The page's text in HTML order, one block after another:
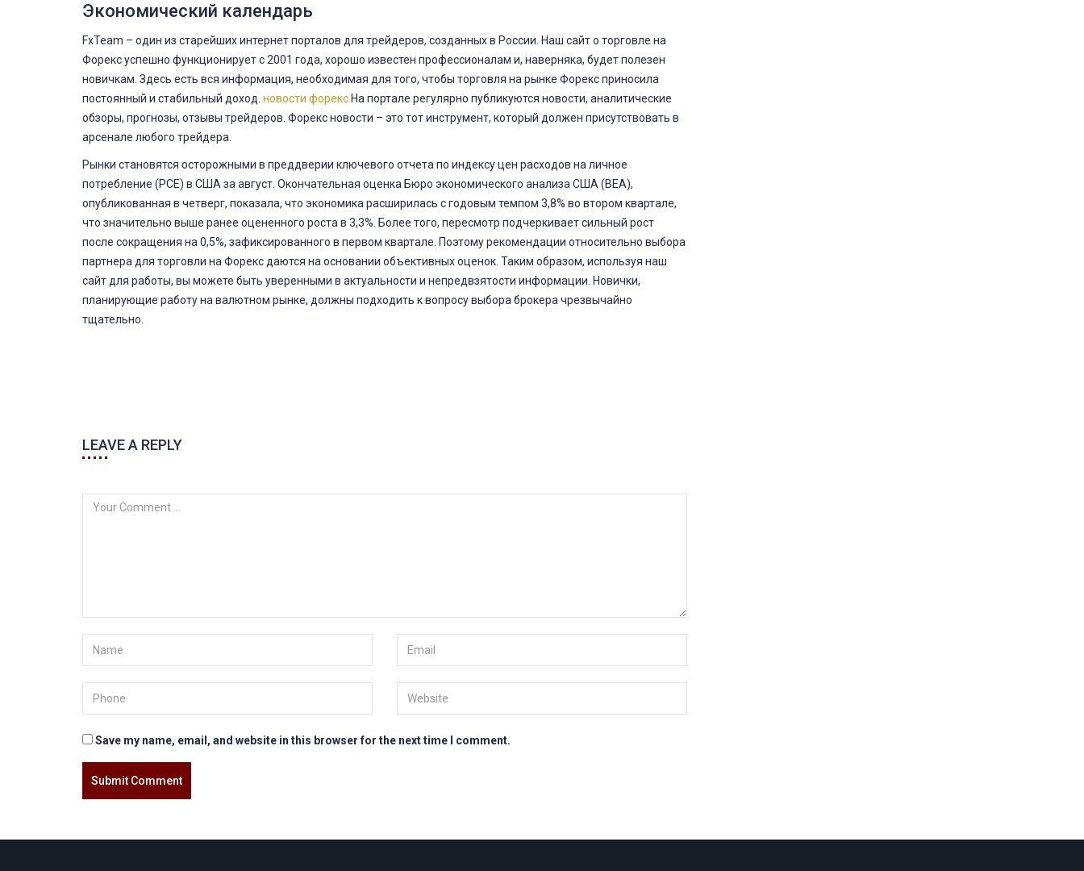
Экономический календарь
FxTeam – один из старейших интернет порталов для трейдеров, созданных в России. Наш сайт о торговле на
Форекс успешно функционирует с 2001 года, хорошо известен профессионалам и, наверняка, будет полезен
новичкам. Здесь есть вся информация, необходимая для того, чтобы торговля на рынке Форекс приносила
постоянный и стабильный доход. новости форекс На портале регулярно публикуются новости, аналитические
обзоры, прогнозы, отзывы трейдеров. Форекс новости – это тот инструмент, который должен присутствовать в
арсенале любого трейдера.
Рынки становятся осторожными в преддверии ключевого отчета по индексу цен расходов на личное
потребление (PCE) в США за август. Окончательная оценка Бюро экономического анализа США (BEA),
опубликованная в четверг, показала, что экономика расширилась с годовым темпом 3,8% во втором квартале,
что значительно выше ранее оцененного роста в 3,3%. Более того, пересмотр подчеркивает сильный рост
после сокращения на 0,5%, зафиксированного в первом квартале. Поэтому рекомендации относительно выбора
партнера для торговли на Форекс даются на основании объективных оценок. Таким образом, используя наш
сайт для работы, вы можете быть уверенными в актуальности и непредвзятости информации. Новички,
планирующие работу на валютном рынке, должны подходить к вопросу выбора брокера чрезвычайно
тщательно.
LEAVE A REPLY
Save my name, email, and website in this browser for the next time I comment.